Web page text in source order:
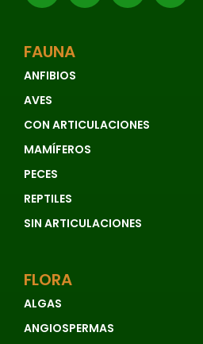
FAUNA
ANFIBIOS
AVES
CON ARTICULACIONES
MAMÍFEROS
PECES
REPTILES
SIN ARTICULACIONES
FLORA
ALGAS
ANGIOSPERMAS